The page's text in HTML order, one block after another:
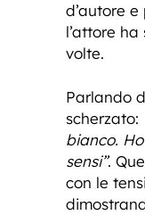
d’autore
l’attore
volte.
Parlando
scherzato:
bianco.
sensi”.
con le